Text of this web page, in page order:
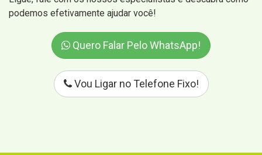
podemos efetivamente ajudar você!
Quero Falar Pelo WhatsApp!
Vou Ligar no Telefone Fixo!